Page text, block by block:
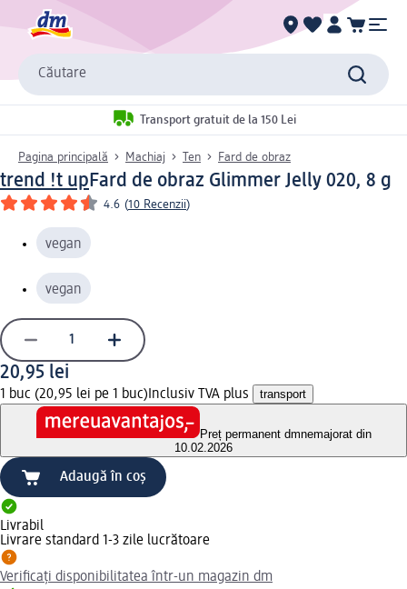
Căutare
Transport gratuit de la 150 Lei
Pagina principală Machiaj Ten Fard de obraz
trend !t upFard de obraz Glimmer Jelly 020, 8 g
4.6 (10 Recenzii)
vegan
vegan
20,95 lei
1 buc (20,95 lei pe 1 buc) Inclusiv TVA plus transport
Preț permanent dmnemajorat din
10.02.2026
Adaugă în coș
Livrabil
Livrare standard 1-3 zile lucrătoare
Verificați disponibilitatea într-un magazin dm